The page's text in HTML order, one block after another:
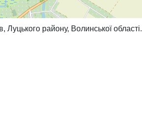
Луцького району, Волинської області.